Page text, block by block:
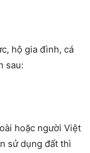
hộ gia đình, cá
sau:
hoặc người Việt
sử dụng đất thì